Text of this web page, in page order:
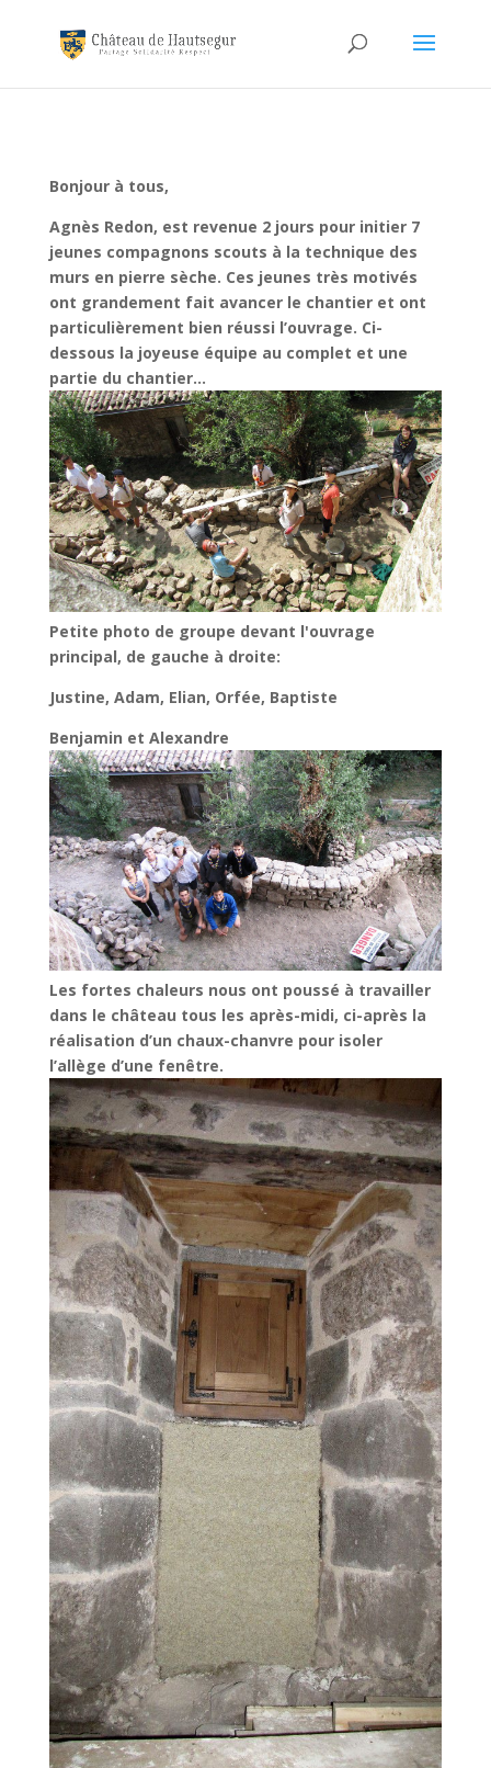
Bonjour à tous,
Agnès Redon, est revenue 2 jours pour initier 7
jeunes compagnons scouts à la technique des
murs en pierre sèche. Ces jeunes très motivés
ont grandement fait avancer le chantier et ont
particulièrement bien réussi l’ouvrage. Ci-
dessous la joyeuse équipe au complet et une
partie du chantier…
Petite photo de groupe devant l'ouvrage
principal, de gauche à droite:
Justine, Adam, Elian, Orfée, Baptiste
Benjamin et Alexandre
Les fortes chaleurs nous ont poussé à travailler
dans le château tous les après-midi, ci-après la
réalisation d’un chaux-chanvre pour isoler
l’allège d’une fenêtre.